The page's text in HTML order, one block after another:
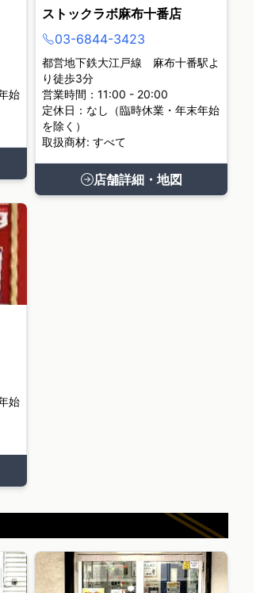
始
ストックラボ麻布十番店
03-6844-3423
都営地下鉄大江戸線 麻布十番駅よ
り徒歩3分
営業時間：11:00 - 20:00
定休日：なし（臨時休業・年末年始
を除く）
取扱商材: すべて
店舗詳細・地図
始